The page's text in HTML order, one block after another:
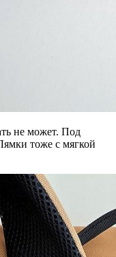
не может. Под
тоже с мягкой